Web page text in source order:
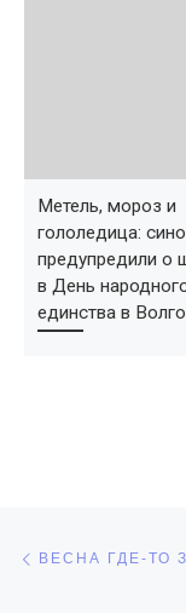
Метель, мороз и
гололедица:
предупредили о
в День
единства в